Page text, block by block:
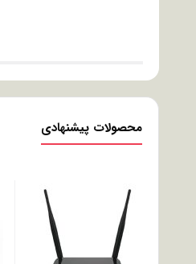
محصولات پیشنهادی